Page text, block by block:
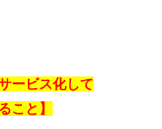
ービス化して
こと】